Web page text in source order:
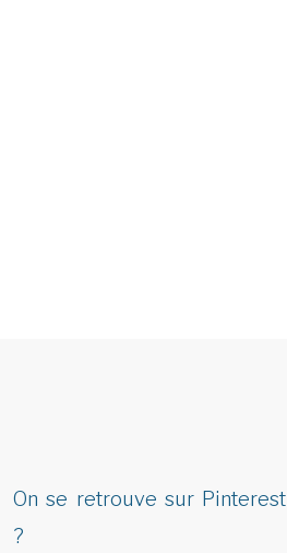
On se retrouve sur Pinterest
?